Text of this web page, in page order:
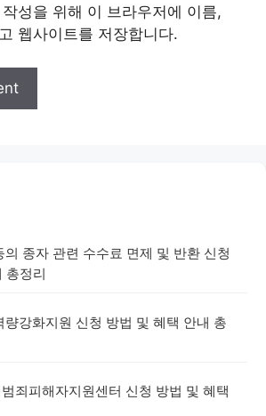
성을 위해 이 브라우저에 이름,
웹사이트를 저장합니다.
의 종자 관련 수수료 면제 및 반환 신청
총정리
량강화지원 신청 방법 및 혜택 안내 총
죄피해자지원센터 신청 방법 및 혜택